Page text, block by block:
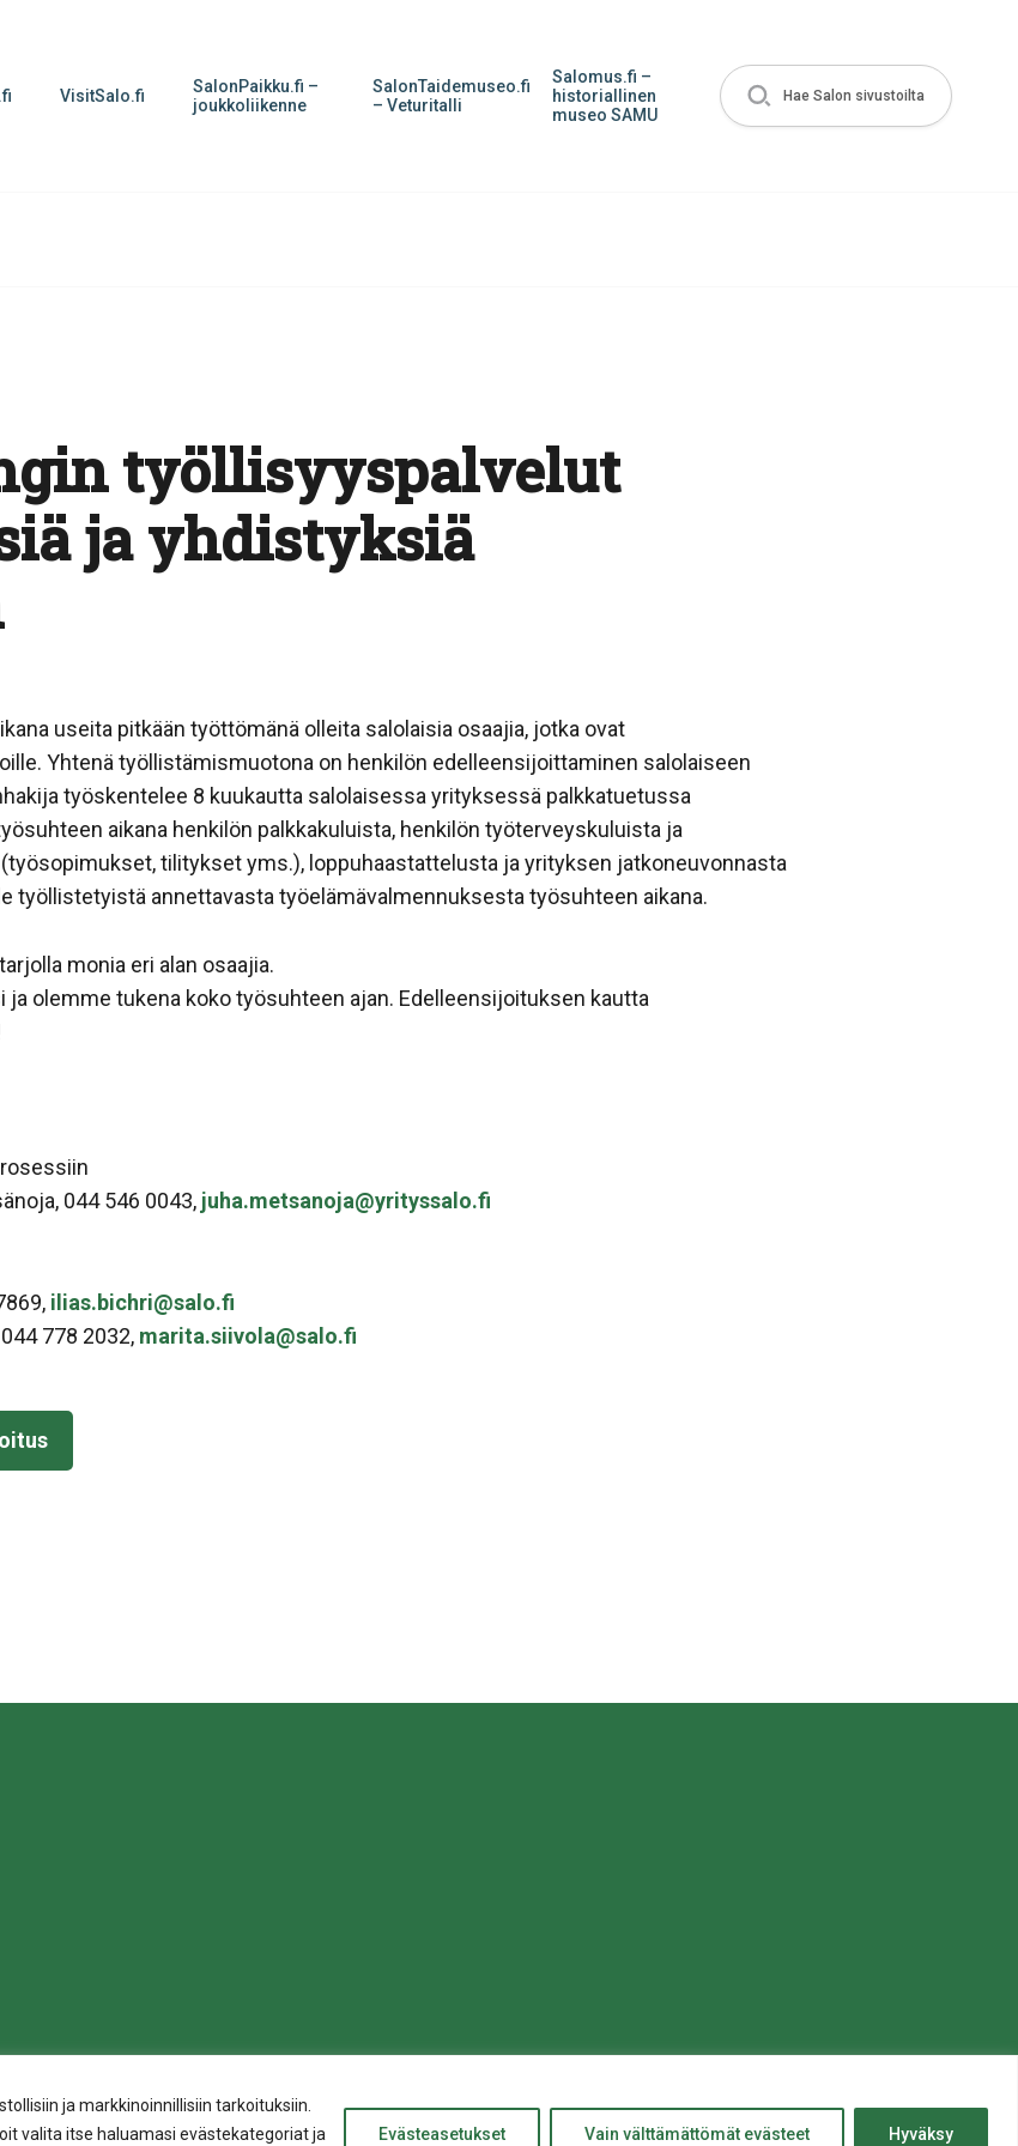
ja markkinoinnillisiin tarkoituksiin.
valita itse haluamasi evästekategoriat ja
Evästeasetukset Vain välttämättömät evästeet Hyväksy
VisitSalo.fi
SalonPaikku.fi –
joukkoliikenne
SalonTaidemuseo.fi
– Veturitalli
Salomus.fi –
historiallinen
museo SAMU
Hae Salon sivustoilta
työllisyyspalvelut
ja yhdistyksiä
useita pitkään työttömänä olleita salolaisia osaajia, jotka ovat
Yhtenä työllistämismuotona on henkilön edelleensijoittaminen salolaiseen
työskentelee 8 kuukautta salolaisessa yrityksessä palkkatuetussa
aikana henkilön palkkakuluista, henkilön työterveyskuluista ja
tilitykset yms.), loppuhaastattelusta ja yrityksen jatkoneuvonnasta
työllistetyistä annettavasta työelämävalmennuksesta työsuhteen aikana.
monia eri alan osaajia.
olemme tukena koko työsuhteen ajan. Edelleensijoituksen kautta
044 546 0043, juha.metsanoja@yrityssalo.fi
ilias.bichri@salo.fi
778 2032, marita.siivola@salo.fi
ylös